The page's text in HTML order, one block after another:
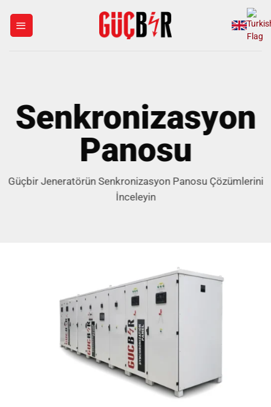
Senkronizasyon
Panosu
Güçbir Jeneratörün Senkronizasyon Panosu Çözümlerini
İnceleyin